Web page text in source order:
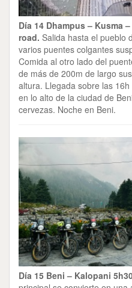
Día 14 Dhampus – Kusma
road. Salida hasta el pueblo
varios puentes colgantes
Comida al otro lado del
de más de 200m de largo
altura. Llegada sobre las
en lo alto de la ciudad de
cervezas. Noche en Beni.
Día 15 Beni – Kalopani